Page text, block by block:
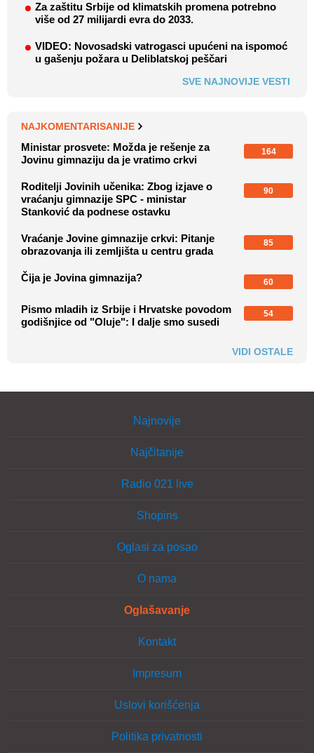
Za zaštitu Srbije od klimatskih promena potrebno
više od 27 milijardi evra do 2033.
VIDEO: Novosadski vatrogasci upućeni na ispomoć
u gašenju požara u Deliblatskoj peščari
SVE NAJNOVIJE VESTI
NAJKOMENTARISANIJE
Ministar prosvete: Možda je rešenje za
Jovinu gimnaziju da je vratimo crkvi
164
Roditelji Jovinih učenika: Zbog izjave o
vraćanju gimnazije SPC - ministar
Stanković da podnese ostavku
90
Vraćanje Jovine gimnazije crkvi: Pitanje
obrazovanja ili zemljišta u centru grada
85
Čija je Jovina gimnazija? 60
Pismo mladih iz Srbije i Hrvatske povodom
godišnjice od "Oluje": I dalje smo susedi
54
VIDI OSTALE
Najnovije
Najčitanije
Radio 021 live
Shopins
Oglasi za posao
O nama
Oglašavanje
Kontakt
Impresum
Uslovi korišćenja
Politika privatnosti